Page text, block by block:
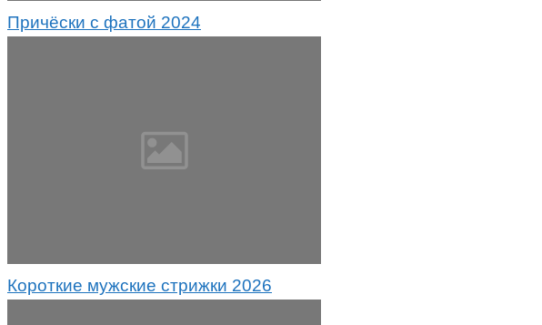
Причёски с фатой 2024
Короткие мужские стрижки 2026